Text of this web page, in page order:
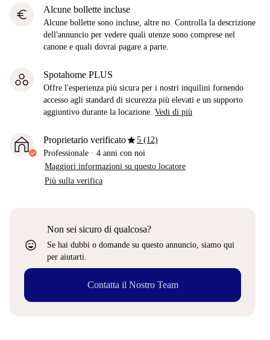
euro Alcune bollette incluse
Alcune bollette sono incluse, altre no. Controlla la descrizione
dell'annuncio per vedere quali utenze sono comprese nel
canone e quali dovrai pagare a parte.
Spotahome PLUS
Offre l'esperienza più sicura per i nostri inquilini fornendo
accesso agli standard di sicurezza più elevati e un supporto
aggiuntivo durante la locazione. Vedi di più
Proprietario verificatostar5 (12)
Professionale · 4 anni con noi
Maggiori informazioni su questo locatore
Più sulla verifica
sentiment_very_satisfied
Non sei sicuro di qualcosa?
Se hai dubbi o domande su questo annuncio, siamo qui
per aiutarti.
Contatta il Nostro Team